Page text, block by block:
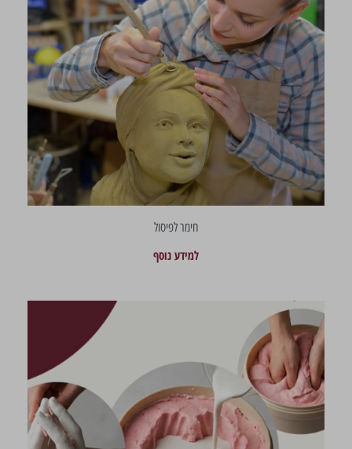
חימר לפיסול
למידע נוסף